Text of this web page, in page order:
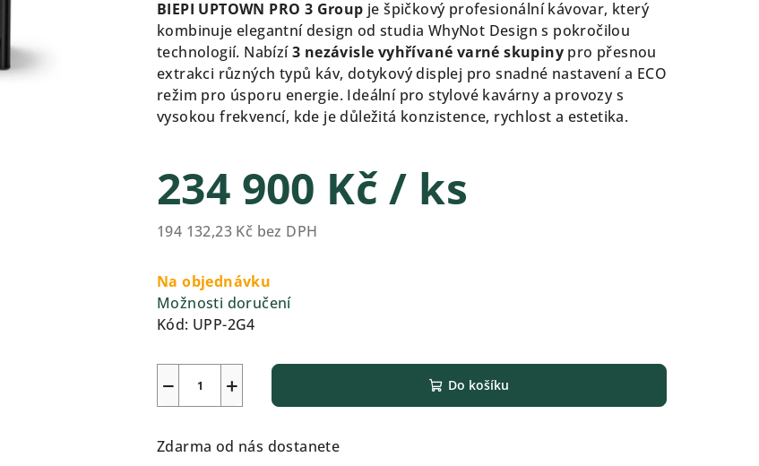
je
0,0
hvězdiček.
BIEPI UPTOWN PRO 3 Group je špičkový profesionální kávovar, který
kombinuje elegantní design od studia WhyNot Design s pokročilou
technologií. Nabízí3 nezávisle vyhřívané varné skupiny pro přesnou
extrakci různých typů káv, dotykový displej pro snadné nastavení a ECO
režim pro úsporu energie. Ideální pro stylové kavárny a provozy s
vysokou frekvencí, kde je důležitá konzistence, rychlost a estetika.
234 900 Kč/ ks
194 132,23 Kč bez DPH
cena:
Na objednávku
Možnosti doručení
Kód: UPP-2G4
+
− Do košíku
Zdarma od nás dostanete